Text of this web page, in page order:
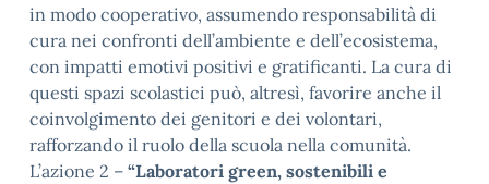
in modo cooperativo, assumendo responsabilità di
cura nei confronti dell’ambiente e dell’ecosistema,
con impatti emotivi positivi e gratificanti. La cura di
questi spazi scolastici può, altresì, favorire anche il
coinvolgimento dei genitori e dei volontari,
rafforzando il ruolo della scuola nella comunità.
L’azione 2 – “Laboratori green, sostenibili e